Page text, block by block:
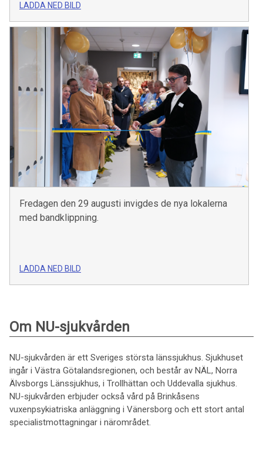
LADDA NED BILD
Fredagen den 29 augusti invigdes de nya lokalerna
med bandklippning.
LADDA NED BILD
Om NU-sjukvården
NU-sjukvården är ett Sveriges största länssjukhus. Sjukhuset
ingår i Västra Götalandsregionen, och består av NÄL, Norra
Älvsborgs Länssjukhus, i Trollhättan och Uddevalla sjukhus.
NU-sjukvården erbjuder också vård på Brinkåsens
vuxenpsykiatriska anläggning i Vänersborg och ett stort antal
specialistmottagningar i närområdet.